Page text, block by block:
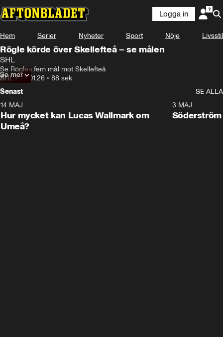
Logga in
Hem Serier Nyheter Sport Nöje Livsstil
Rögle körde över Skellefteå – se målen
SHL
Se Rögles fem mål mot Skellefteå
SHL•24.01.26 • 88 sek
Se mer
Senast
SE ALLA
Plus
14 MAJ
Hur mycket kan Lucas Wallmark om
Umeå?
3 MAJ